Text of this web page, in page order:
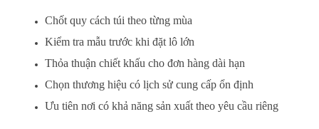
Chốt quy cách túi theo từng mùa
Kiểm tra mẫu trước khi đặt lô lớn
Thỏa thuận chiết khấu cho đơn hàng dài hạn
Chọn thương hiệu có lịch sử cung cấp ổn định
Ưu tiên nơi có khả năng sản xuất theo yêu cầu riêng